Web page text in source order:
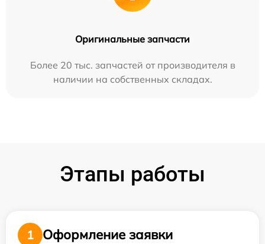
Оригинальные запчасти
Более 20 тыс. запчастей от производителя в
наличии на собственных складах.
Этапы работы
1
Оформление заявки